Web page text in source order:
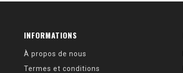
INFORMATIONS
À propos de nous
Termes et conditions